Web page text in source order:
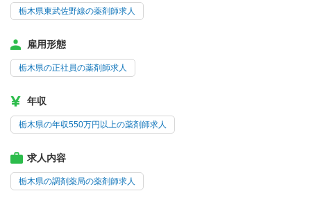
栃木県東武佐野線の薬剤師求人
雇用形態
栃木県の正社員の薬剤師求人
年収
栃木県の年収550万円以上の薬剤師求人
求人内容
栃木県の調剤薬局の薬剤師求人